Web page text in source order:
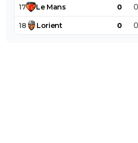
17 Le Mans 0 0
18 Lorient 0 0